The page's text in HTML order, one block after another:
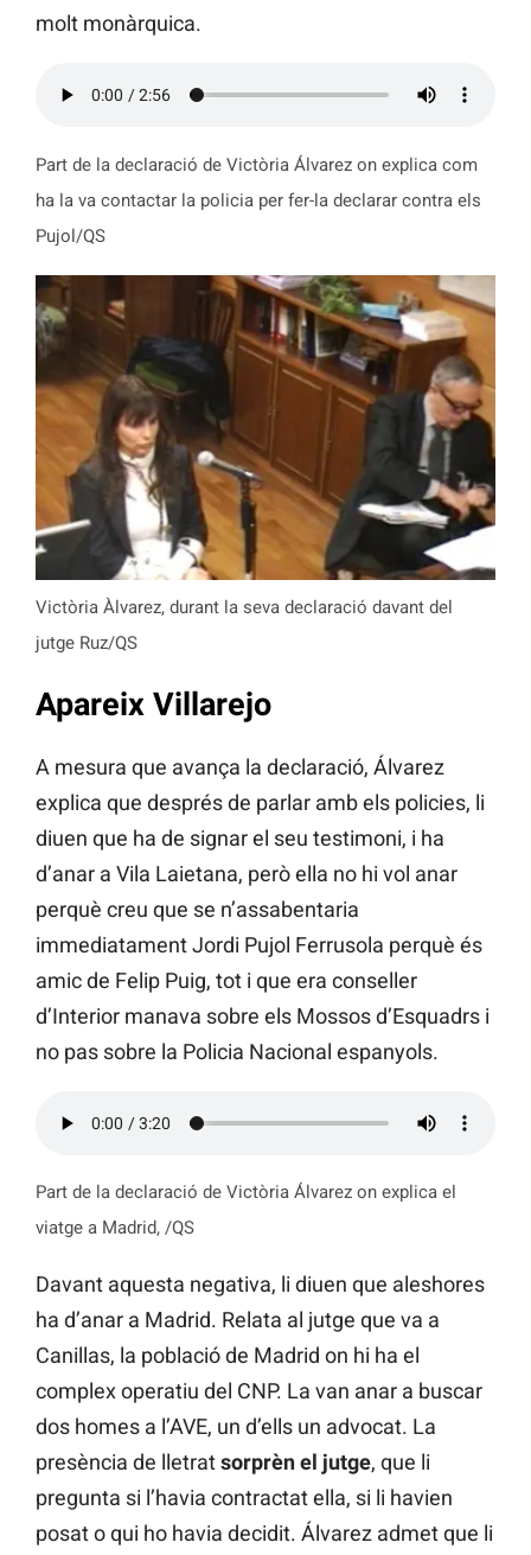
molt monàrquica.
Part de la declaració de Victòria Álvarez on explica com
ha la va contactar la policia per fer-la declarar contra els
Pujol/QS
Victòria Àlvarez, durant la seva declaració davant del
jutge Ruz/QS
Apareix Villarejo
A mesura que avança la declaració, Álvarez
explica que després de parlar amb els policies, li
diuen que ha de signar el seu testimoni, i ha
d’anar a Vila Laietana, però ella no hi vol anar
perquè creu que se n’assabentaria
immediatament Jordi Pujol Ferrusola perquè és
amic de Felip Puig, tot i que era conseller
d’Interior manava sobre els Mossos d’Esquadrs i
no pas sobre la Policia Nacional espanyols.
Part de la declaració de Victòria Álvarez on explica el
viatge a Madrid, /QS
Davant aquesta negativa, li diuen que aleshores
ha d’anar a Madrid. Relata al jutge que va a
Canillas, la població de Madrid on hi ha el
complex operatiu del CNP. La van anar a buscar
dos homes a l’AVE, un d’ells un advocat. La
presència de lletratsorprèn el jutge, que li
pregunta si l’havia contractat ella, si li havien
posat o qui ho havia decidit. Álvarez admet que li